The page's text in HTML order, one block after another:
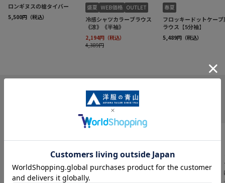
INFORMATION